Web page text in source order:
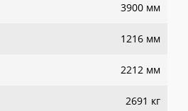
3900 мм
1216 мм
2212 мм
2691 кг